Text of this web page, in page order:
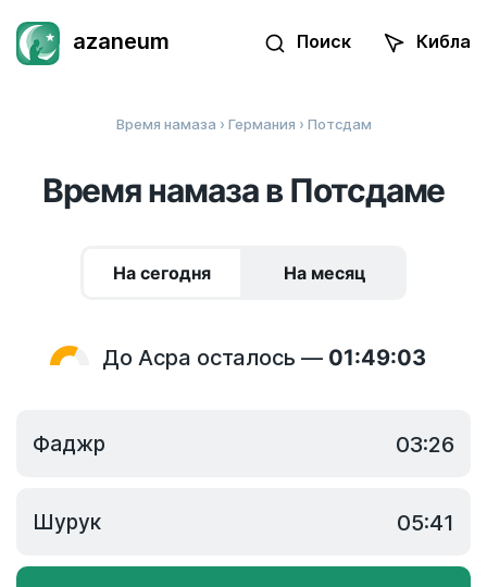
azaneum Поиск Кибла
Время намаза › Германия › Потсдам
Время намаза в Потсдаме
На сегодня На месяц
До Асра осталось — 01:49:03
Фаджр 03:26
Шурук 05:41